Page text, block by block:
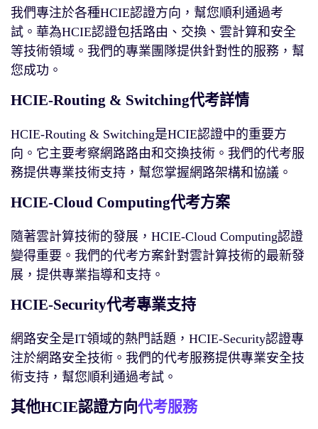
我們專注於各種HCIE認證方向，幫您順利通過考
試。華為HCIE認證包括路由、交換、雲計算和安全
等技術領域。我們的專業團隊提供針對性的服務，幫
您成功。
HCIE-Routing & Switching代考詳情
HCIE-Routing & Switching是HCIE認證中的重要方
向。它主要考察網路路由和交換技術。我們的代考服
務提供專業技術支持，幫您掌握網路架構和協議。
HCIE-Cloud Computing代考方案
隨著雲計算技術的發展，HCIE-Cloud Computing認證
變得重要。我們的代考方案針對雲計算技術的最新發
展，提供專業指導和支持。
HCIE-Security代考專業支持
網路安全是IT領域的熱門話題，HCIE-Security認證專
注於網路安全技術。我們的代考服務提供專業安全技
術支持，幫您順利通過考試。
其他HCIE認證方向代考服務